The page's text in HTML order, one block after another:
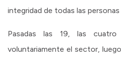
integridad de todas las personas
Pasadas las 19, las cuatro
voluntariamente el sector,